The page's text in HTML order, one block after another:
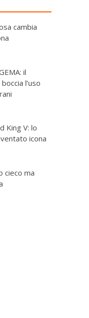
cambia
il
l’uso
King V: lo
icona
cieco ma